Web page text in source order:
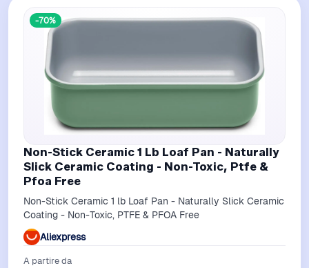
-70%
Non-Stick Ceramic 1 Lb Loaf Pan - Naturally
Slick Ceramic Coating - Non-Toxic, Ptfe &
Pfoa Free
Non-Stick Ceramic 1 lb Loaf Pan - Naturally Slick Ceramic
Coating - Non-Toxic, PTFE & PFOA Free
Aliexpress
A partire da